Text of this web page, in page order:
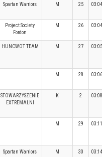
Spartan Warriors M 25
Project Society
Fordon
M 26
HUNCWOT TEAM M 27
M 28
STOWARZYSZENIE
EXTREMALNI
K 2
M 29
Spartan Warriors M 30